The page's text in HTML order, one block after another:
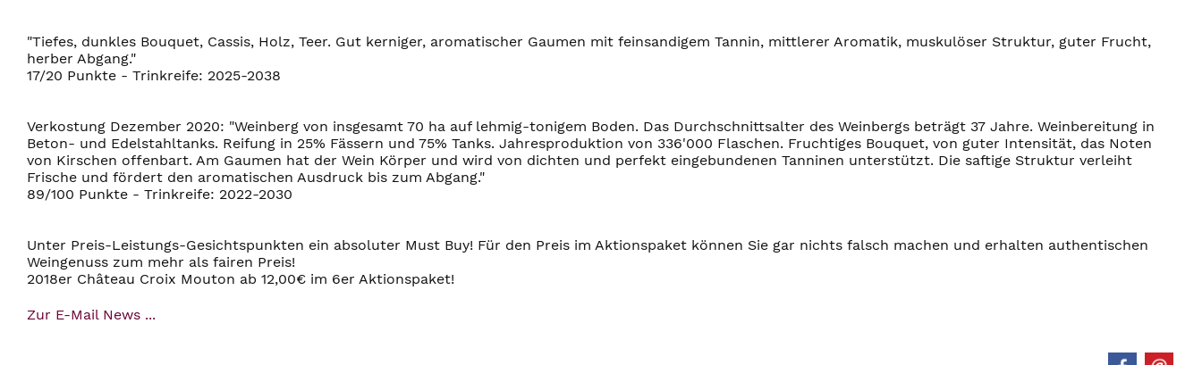
"Tiefes, dunkles Bouquet, Cassis, Holz, Teer. Gut kerniger, aromatischer Gaumen mit feinsandigem Tannin, mittlerer Aromatik, muskulöser Struktur, guter Frucht,
herber Abgang."
17/20 Punkte - Trinkreife: 2025-2038
Verkostung Dezember 2020: "Weinberg von insgesamt 70 ha auf lehmig-tonigem Boden. Das Durchschnittsalter des Weinbergs beträgt 37 Jahre. Weinbereitung in
Beton- und Edelstahltanks. Reifung in 25% Fässern und 75% Tanks. Jahresproduktion von 336'000 Flaschen. Fruchtiges Bouquet, von guter Intensität, das Noten
von Kirschen offenbart. Am Gaumen hat der Wein Körper und wird von dichten und perfekt eingebundenen Tanninen unterstützt. Die saftige Struktur verleiht
Frische und fördert den aromatischen Ausdruck bis zum Abgang."
89/100 Punkte - Trinkreife: 2022-2030
Unter Preis-Leistungs-Gesichtspunkten ein absoluter Must Buy! Für den Preis im Aktionspaket können Sie gar nichts falsch machen und erhalten authentischen
Weingenuss zum mehr als fairen Preis!
2018er Château Croix Mouton ab 12,00€ im 6er Aktionspaket!
Zur E-Mail News ...